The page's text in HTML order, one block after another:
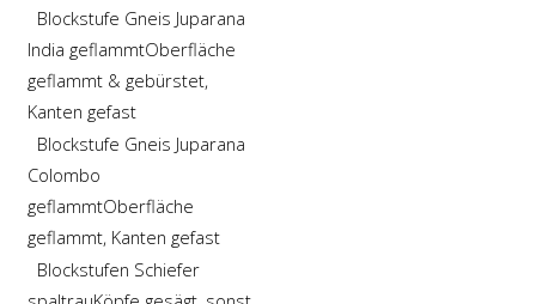
Blockstufe Gneis Juparana
India geflammtOberfläche
geflammt & gebürstet,
Kanten gefast
Blockstufe Gneis Juparana
Colombo
geflammtOberfläche
geflammt, Kanten gefast
Blockstufen Schiefer